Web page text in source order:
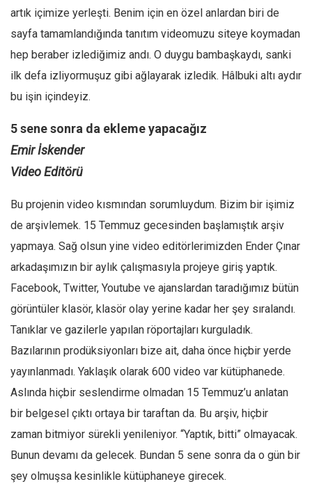
artık içimize yerleşti. Benim için en özel anlardan biri de
sayfa tamamlandığında tanıtım videomuzu siteye koymadan
hep beraber izlediğimiz andı. O duygu bambaşkaydı, sanki
ilk defa izliyormuşuz gibi ağlayarak izledik. Hâlbuki altı aydır
bu işin içindeyiz.
5 sene sonra da ekleme yapacağız
Emir İskender
Video Editörü
Bu projenin video kısmından sorumluydum. Bizim bir işimiz
de arşivlemek. 15 Temmuz gecesinden başlamıştık arşiv
yapmaya. Sağ olsun yine video editörlerimizden Ender Çınar
arkadaşımızın bir aylık çalışmasıyla projeye giriş yaptık.
Facebook, Twitter, Youtube ve ajanslardan taradığımız bütün
görüntüler klasör, klasör olay yerine kadar her şey sıralandı.
Tanıklar ve gazilerle yapılan röportajları kurguladık.
Bazılarının prodüksiyonları bize ait, daha önce hiçbir yerde
yayınlanmadı. Yaklaşık olarak 600 video var kütüphanede.
Aslında hiçbir seslendirme olmadan 15 Temmuz’u anlatan
bir belgesel çıktı ortaya bir taraftan da. Bu arşiv, hiçbir
zaman bitmiyor sürekli yenileniyor. “Yaptık, bitti” olmayacak.
Bunun devamı da gelecek. Bundan 5 sene sonra da o gün bir
şey olmuşsa kesinlikle kütüphaneye girecek.